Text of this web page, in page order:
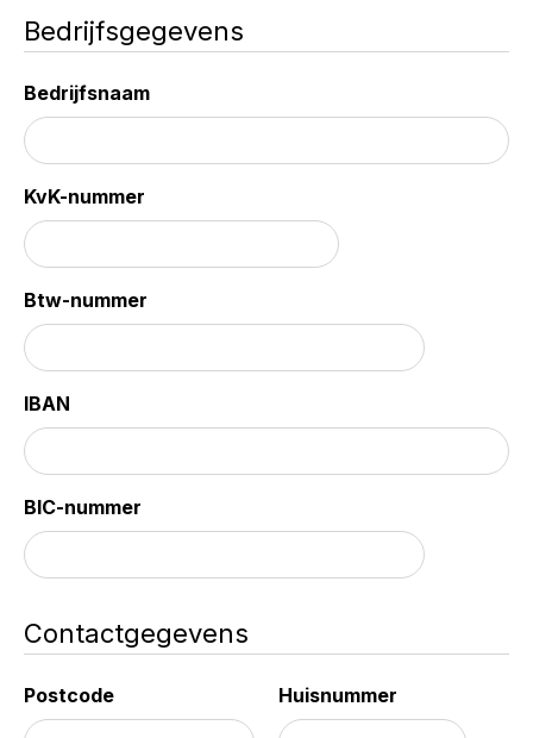
Bedrijfsgegevens
Bedrijfsnaam
KvK-nummer
Btw-nummer
IBAN
BIC-nummer
Contactgegevens
Postcode Huisnummer